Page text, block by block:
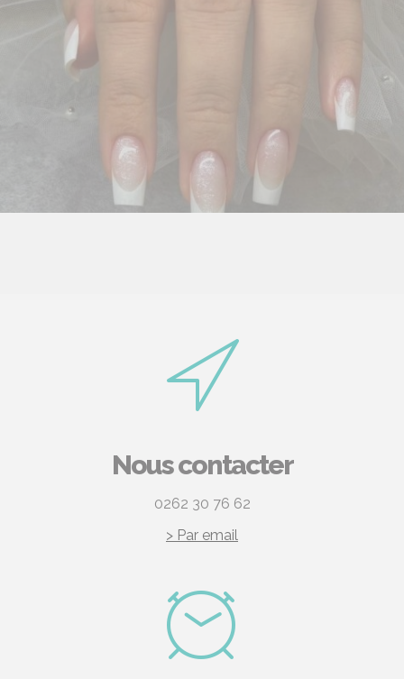
Nous contacter
0262 30 76 62
> Par email